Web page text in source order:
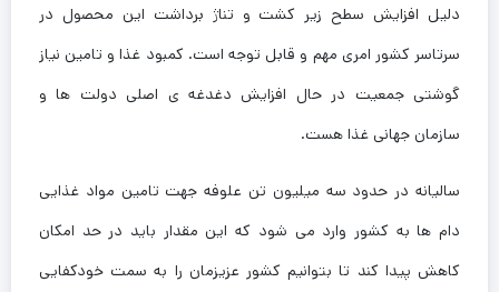
دلیل افزایش سطح زیر کشت و تناژ برداشت این محصول در
سرتاسر کشور امری مهم و قابل توجه است. کمبود غذا و تامین نیاز
گوشتی جمعیت در حال افزایش دغدغه ی اصلی دولت ها و
سازمان جهانی غذا هست.
سالیانه در حدود سه میلیون تن علوفه جهت تامین مواد غذایی
دام ها به کشور وارد می شود که این مقدار باید در حد امکان
کاهش پیدا کند تا بتوانیم کشور عزیزمان را به سمت خودکفایی